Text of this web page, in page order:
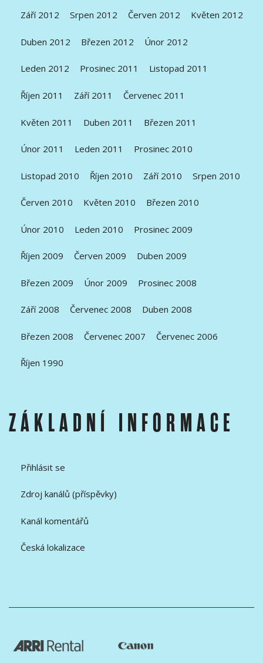
Září 2012 Srpen 2012 Červen 2012 Květen 2012
Duben 2012 Březen 2012 Únor 2012
Leden 2012 Prosinec 2011 Listopad 2011
Říjen 2011 Září 2011 Červenec 2011
Květen 2011 Duben 2011 Březen 2011
Únor 2011 Leden 2011 Prosinec 2010
Listopad 2010 Říjen 2010 Září 2010 Srpen 2010
Červen 2010 Květen 2010 Březen 2010
Únor 2010 Leden 2010 Prosinec 2009
Říjen 2009 Červen 2009 Duben 2009
Březen 2009 Únor 2009 Prosinec 2008
Září 2008 Červenec 2008 Duben 2008
Březen 2008 Červenec 2007 Červenec 2006
Říjen 1990
ZÁKLADNÍ INFORMACE
Přihlásit se
Zdroj kanálů (příspěvky)
Kanál komentářů
Česká lokalizace